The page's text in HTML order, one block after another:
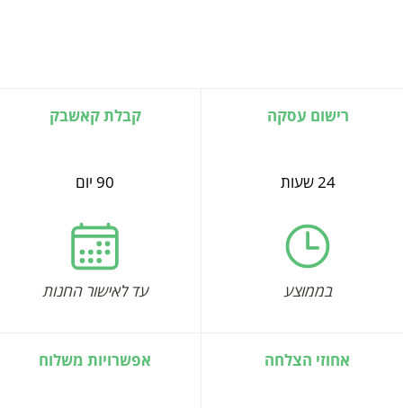
רישום עסקה
24 שעות
בממוצע
קבלת קאשבק
90 יום
עד לאישור החנות
אחוזי הצלחה אפשרויות משלוח